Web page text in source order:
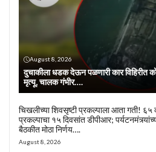
August 8, 2026
दुचाकीला धडक देऊन पळणारी कार विहिरीत
मृत्यू, चालक गंभीर….
चिखलीच्या शिवसृष्टी प्रकल्पाला आता गती! ६५
प्रकल्पाचा १५ दिवसांत डीपीआर;
बैठकीत मोठा निर्णय….
August 8, 2026